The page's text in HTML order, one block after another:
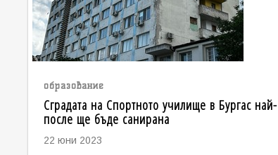
образование
Сградата на Спортното училище в Бургас най-
после ще бъде санирана
22 юни 2023